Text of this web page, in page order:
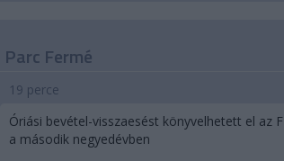
Parc Fermé
19 perce
Óriási bevétel-visszaesést könyvelhetett el az
a második negyedévben